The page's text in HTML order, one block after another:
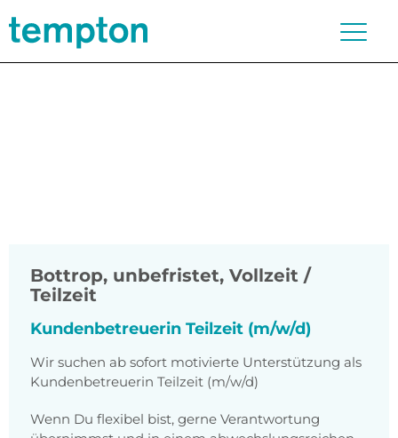
Bottrop, unbefristet, Vollzeit /
Teilzeit
Kundenbetreuerin Teilzeit (m/w/d)
Wir suchen ab sofort motivierte Unterstützung als
Kundenbetreuerin Teilzeit (m/w/d)
Wenn Du flexibel bist, gerne Verantwortung